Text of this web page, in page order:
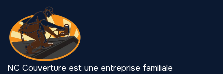
NC Couverture est une entreprise familiale